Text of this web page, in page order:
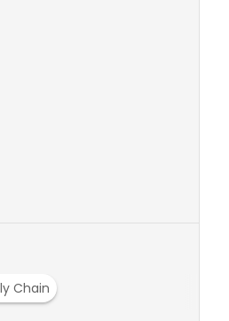
Chain